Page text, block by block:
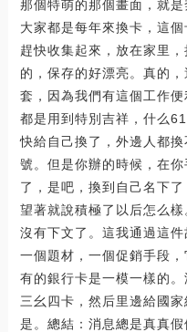
那個特萌的那個畫面，就
大家都是每年來換卡，這
趕快收集起來，放在家里
的，保存的好漂亮。真的
套，因為我們有這個工作
都是用到特別吉祥，什么
快給自己換了，外邊人都
號。但是你辦的時候，在
了，是吧，換到自己名下
望著就說積極了以后怎么
沒有下文了。這我通過這
一個題材，一個促銷手段
有的銀行卡是一模一樣的
三幺四卡，然后里邊給國
是。總結：消息總是真真